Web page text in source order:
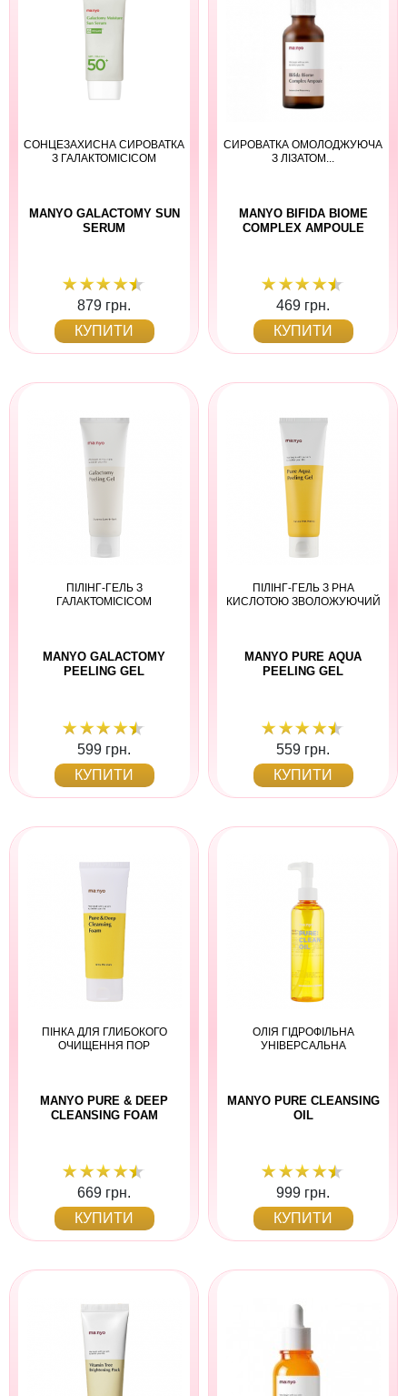
CОНЦЕЗАХИСНА СИРОВАТКА
З ГАЛАКТОМІСІСОМ
MANYO GALACTOMY SUN
SERUM
879 грн.
КУПИТИ
СИРОВАТКА ОМОЛОДЖУЮЧА
З ЛІЗАТОМ...
MANYO BIFIDA BIOME
COMPLEX AMPOULE
469 грн.
КУПИТИ
ПІЛІНГ-ГЕЛЬ З
ГАЛАКТОМІСІСОМ
MANYO GALACTOMY
PEELING GEL
599 грн.
КУПИТИ
ПІЛІНГ-ГЕЛЬ З PHA
КИСЛОТОЮ ЗВОЛОЖУЮЧИЙ
MANYO PURE AQUA
PEELING GEL
559 грн.
КУПИТИ
ПІНКА ДЛЯ ГЛИБОКОГО
ОЧИЩЕННЯ ПОР
MANYO PURE & DEEP
CLEANSING FOAM
669 грн.
КУПИТИ
ОЛІЯ ГІДРОФІЛЬНА
УНІВЕРСАЛЬНА
MANYO PURE CLEANSING
OIL
999 грн.
КУПИТИ